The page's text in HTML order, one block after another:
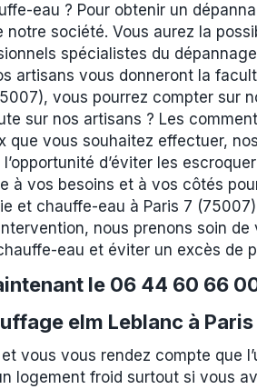
eau ? Pour obtenir un
notre société. Vous aurez la
spécialistes du
artisans vous donneront la
vous pourrez compter sur
sur nos artisans ? Les
que vous souhaitez effectuer,
d’éviter les
à vos besoins et à vos côtés
et chauffe-eau à Paris 7
nous prenons soin
eau et éviter un excès de
le 06 44 60 66
elm Leblanc à
vous vous rendez compte que
logement froid surtout si vous